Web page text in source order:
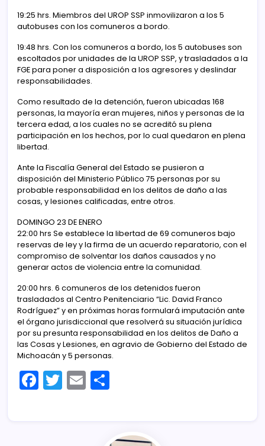
19:25 hrs. Miembros del UROP SSP inmovilizaron a los 5
autobuses con los comuneros a bordo.
19:48 hrs. Con los comuneros a bordo, los 5 autobuses son
escoltados por unidades de la UROP SSP, y trasladados a la
FGE para poner a disposición a los agresores y deslindar
responsabilidades.
Como resultado de la detención, fueron ubicadas 168
personas, la mayoría eran mujeres, niños y personas de la
tercera edad, a los cuales no se acreditó su plena
participación en los hechos, por lo cual quedaron en plena
libertad.
Ante la Fiscalía General del Estado se pusieron a
disposición del Ministerio Público 75 personas por su
probable responsabilidad en los delitos de daño a las
cosas, y lesiones calificadas, entre otros.
DOMINGO 23 DE ENERO
22:00 hrs Se establece la libertad de 69 comuneros bajo
reservas de ley y la firma de un acuerdo reparatorio, con el
compromiso de solventar los daños causados y no
generar actos de violencia entre la comunidad.
20:00 hrs. 6 comuneros de los detenidos fueron
trasladados al Centro Penitenciario “Lic. David Franco
Rodríguez” y en próximas horas formulará imputación ante
el órgano jurisdiccional que resolverá su situación jurídica
por su presunta responsabilidad en los delitos de Daño a
las Cosas y Lesiones, en agravio de Gobierno del Estado de
Michoacán y 5 personas.
F
a
T
w
E
m
p